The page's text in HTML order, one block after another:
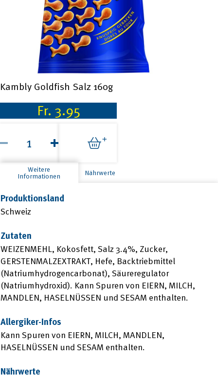
Kambly Goldfish Salz 160g
Fr. 3.95
Salz
Menge Weitere
Informationen Nährwerte
Produktionsland
Schweiz
Zutaten
WEIZENMEHL, Kokosfett, Salz 3.4%, Zucker,
GERSTENMALZEXTRAKT, Hefe, Backtriebmittel
(Natriumhydrogencarbonat), Säureregulator
(Natriumhydroxid). Kann Spuren von EIERN, MILCH,
MANDLEN, HASELNÜSSEN und SESAM enthalten.
Allergiker-Infos
Kann Spuren von EIERN, MILCH, MANDLEN,
HASELNÜSSEN und SESAM enthalten.
Nährwerte